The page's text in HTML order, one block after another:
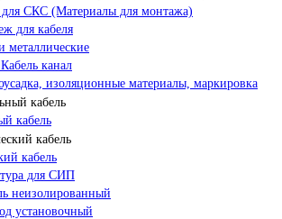
для СКС (Материалы для монтажа)
для кабеля
металлические
канал
изоляционные материалы, маркировка
кабель
кабель
для СИП
неизолированный
установочный